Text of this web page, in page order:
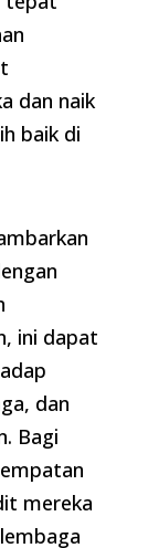
dan naik
baik di
ini dapat
dan
Bagi
mereka